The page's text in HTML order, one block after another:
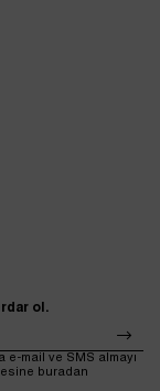
ol.
e-mail ve SMS almayı
buradan